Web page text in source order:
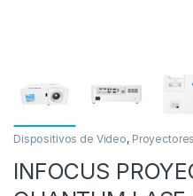
Dispositivos de Video, Proyectores
INFOCUS